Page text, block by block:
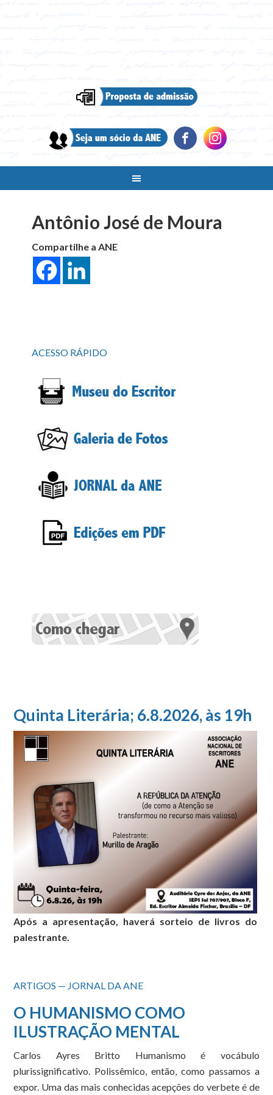
Antônio José de Moura
Compartilhe a ANE
ACESSO RÁPIDO
Quinta Literária; 6.8.2026, às 19h
Após a apresentação, haverá sorteio de livros do
palestrante.
ARTIGOS — JORNAL DA ANE
O HUMANISMO COMO
ILUSTRAÇÃO MENTAL
Carlos Ayres Britto Humanismo é vocábulo
plurissignificativo. Polissêmico, então, como passamos a
expor. Uma das mais conhecidas acepções do verbete é de